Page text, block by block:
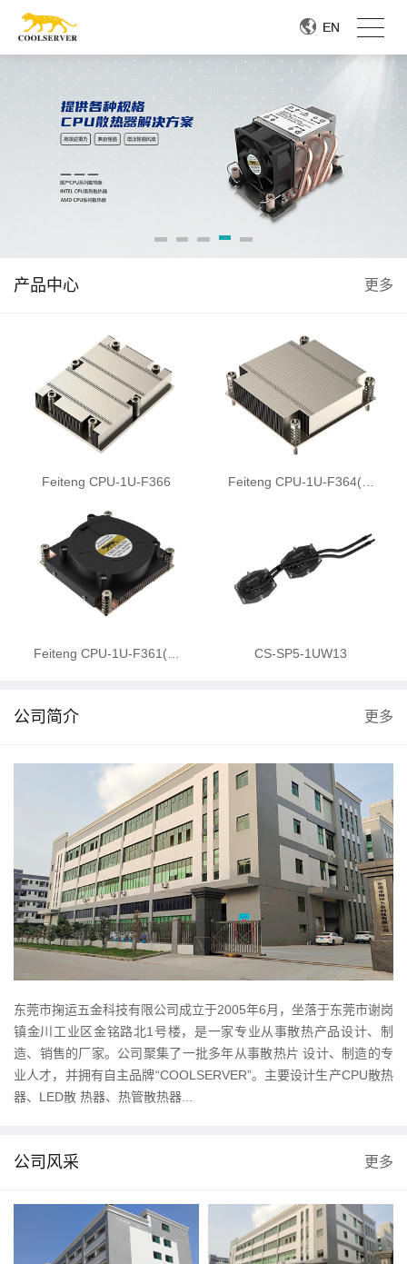
EN
EN
产品中心 更多
Feiteng CPU-1U-F366 Feiteng CPU-1U-F364(…
Feiteng CPU-1U-F361(… CS-SP5-1UW13
公司简介 更多
东莞市掬运五金科技有限公司成立于2005年6月，坐落于东莞市谢岗
镇金川工业区金铭路北1号楼，是一家专业从事散热产品设计、制
造、销售的厂家。公司聚集了一批多年从事散热片 设计、制造的专
业人才，并拥有自主品牌“COOLSERVER”。主要设计生产CPU散热
器、LED散 热器、热管散热器...
公司风采 更多